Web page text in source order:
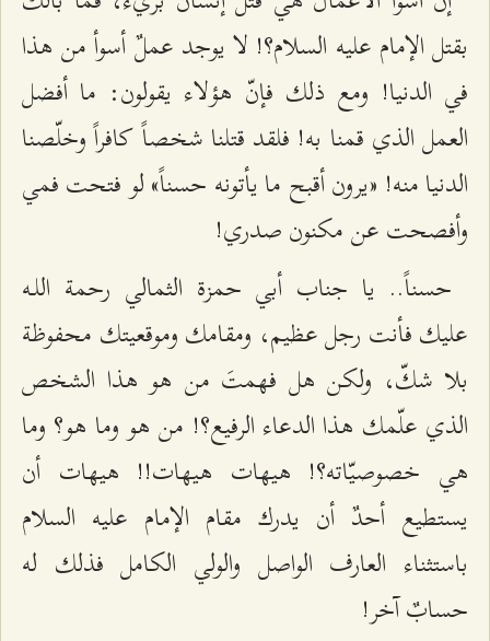
بقتل الإمام عليه السلام؟! لا يوجد عملٌ أسوأ من هذا
في الدنيا! ومع ذلك فإنّ هؤلاء يقولون: ما أفضل
العمل الذي قمنا به! فلقد قتلنا شخصاً كافراً وخلّصنا
الدنيا منه! «يرون أقبح ما يأتونه حسناً» لو فتحت فمي
وأفصحت عن مكنون صدري!
حسناً.. يا جناب أبي حمزة الثمالي رحمة اللـه
عليك فأنت رجل عظيم، ومقامك وموقعيتك محفوظة
بلا شكّ، ولكن هل فهمتَ من هو هذا الشخص
الذي علّمك هذا الدعاء الرفيع؟! من هو وما هو؟ وما
هي خصوصيّاته؟! هيهات هيهات!! هيهات أن
يستطيع أحدٌ أن يدرك مقام الإمام عليه السلام
باستثناء العارف الواصل والولي الكامل فذلك له
حسابٌ آخر!